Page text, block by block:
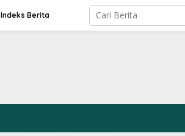
Indeks Berita